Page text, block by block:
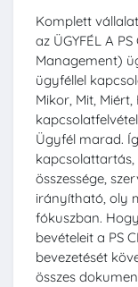
Komplett
az ÜGYFÉL A
Management)
ügyféllel
Mikor, Mit,
Ügyfél marad.
összessége,
irányítható, oly
fókuszban.
bevételeit a PS
bevezetését
összes